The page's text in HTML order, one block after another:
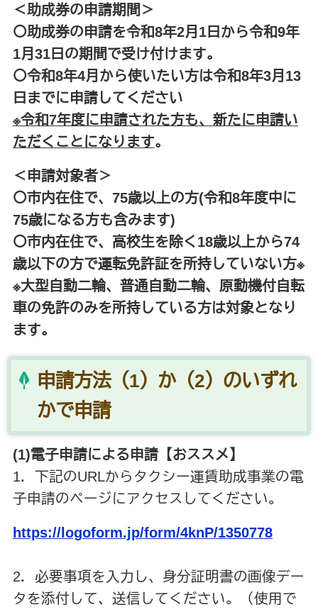
＜助成券の申請期間＞
〇助成券の申請を令和8年2月1日から令和9年
1月31日の期間で受け付けます。
〇令和8年4月から使いたい方は令和8年3月13
日までに申請してください
※令和7年度に申請された方も、新たに申請い
ただくことになります。
＜申請対象者＞
〇市内在住で、75歳以上の方(令和8年度中に
75歳になる方も含みます)
〇市内在住で、高校生を除く18歳以上から74
歳以下の方で運転免許証を所持していない方※
※大型自動二輪、普通自動二輪、原動機付自転
車の免許のみを所持している方は対象となり
ます。
申請方法（1）か（2）のいずれ
かで申請
(1)電子申請による申請【おススメ】
1．下記のURLからタクシー運賃助成事業の電
子申請のページにアクセスしてください。
https://logoform.jp/form/4knP/1350778
2．必要事項を入力し、身分証明書の画像デー
タを添付して、送信してください。（使用で